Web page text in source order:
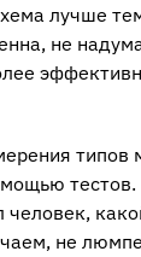
лучше
не
типов
человек,
не